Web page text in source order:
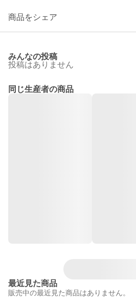
商品をシェア
みんなの投稿
投稿はありません
同じ生産者の商品
最近見た商品
販売中の最近見た商品はありません。